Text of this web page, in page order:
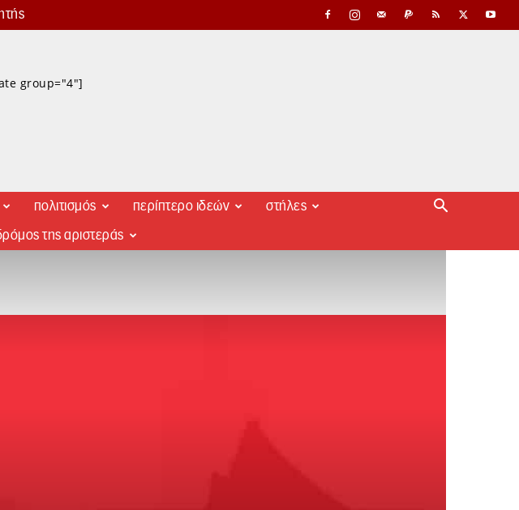
group="4"]
πολιτισμός περίπτερο ιδεών στήλες
της αριστεράς